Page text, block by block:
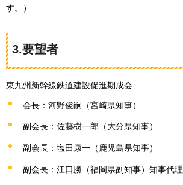
す。）
3.要望者
東九州新幹線鉄道建設促進期成会
会長：河野俊嗣（宮崎県知事）
副会長：佐藤樹一郎（大分県知事）
副会長：塩田康一（鹿児島県知事）
副会長：江口勝（福岡県副知事）知事代理